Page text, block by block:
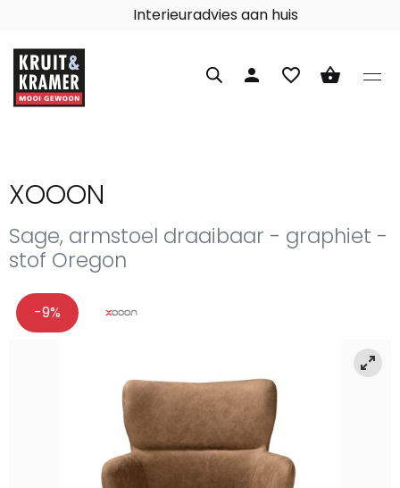
Interieuradvies aan huis
person favorite_border shopping_basket
XOOON
Sage, armstoel draaibaar - graphiet -
stof Oregon
-9%